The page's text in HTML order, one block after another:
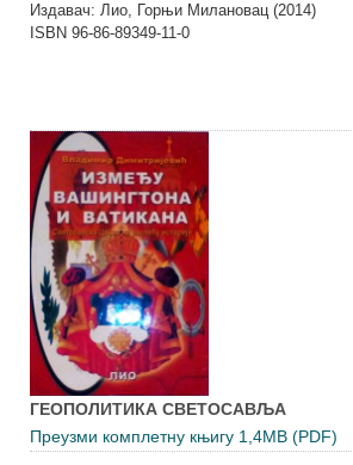
Издавач: Лио, Горњи Милановац (2014)
ISBN 96-86-89349-11-0
ГЕОПОЛИТИКА СВЕТОСАВЉА
Преузми комплетну књигу 1,4MB (PDF)